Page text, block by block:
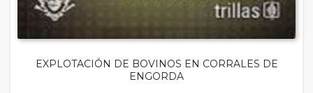
EXPLOTACIÓN DE BOVINOS EN CORRALES DE
ENGORDA